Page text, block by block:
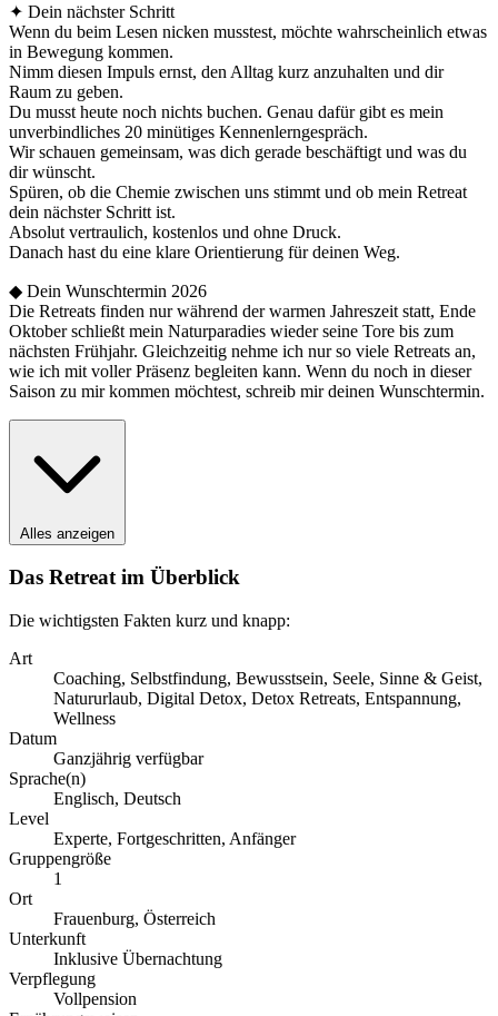
✦ Dein nächster Schritt
Wenn du beim Lesen nicken musstest, möchte wahrscheinlich etwas
in Bewegung kommen.
Nimm diesen Impuls ernst, den Alltag kurz anzuhalten und dir
Raum zu geben.
Du musst heute noch nichts buchen. Genau dafür gibt es mein
unverbindliches 20 minütiges Kennenlerngespräch.
Wir schauen gemeinsam, was dich gerade beschäftigt und was du
dir wünscht.
Spüren, ob die Chemie zwischen uns stimmt und ob mein Retreat
dein nächster Schritt ist.
Absolut vertraulich, kostenlos und ohne Druck.
Danach hast du eine klare Orientierung für deinen Weg.
◆ Dein Wunschtermin 2026
Die Retreats finden nur während der warmen Jahreszeit statt, Ende
Oktober schließt mein Naturparadies wieder seine Tore bis zum
nächsten Frühjahr. Gleichzeitig nehme ich nur so viele Retreats an,
wie ich mit voller Präsenz begleiten kann. Wenn du noch in dieser
Saison zu mir kommen möchtest, schreib mir deinen Wunschtermin.
Alles anzeigen
Das Retreat im Überblick
Die wichtigsten Fakten kurz und knapp:
Art
Coaching, Selbstfindung, Bewusstsein, Seele, Sinne & Geist,
Natururlaub, Digital Detox, Detox Retreats, Entspannung,
Wellness
Datum
Ganzjährig verfügbar
Sprache(n)
Englisch, Deutsch
Level
Experte, Fortgeschritten, Anfänger
Gruppengröße
1
Ort
Frauenburg, Österreich
Unterkunft
Inklusive Übernachtung
Verpflegung
Vollpension